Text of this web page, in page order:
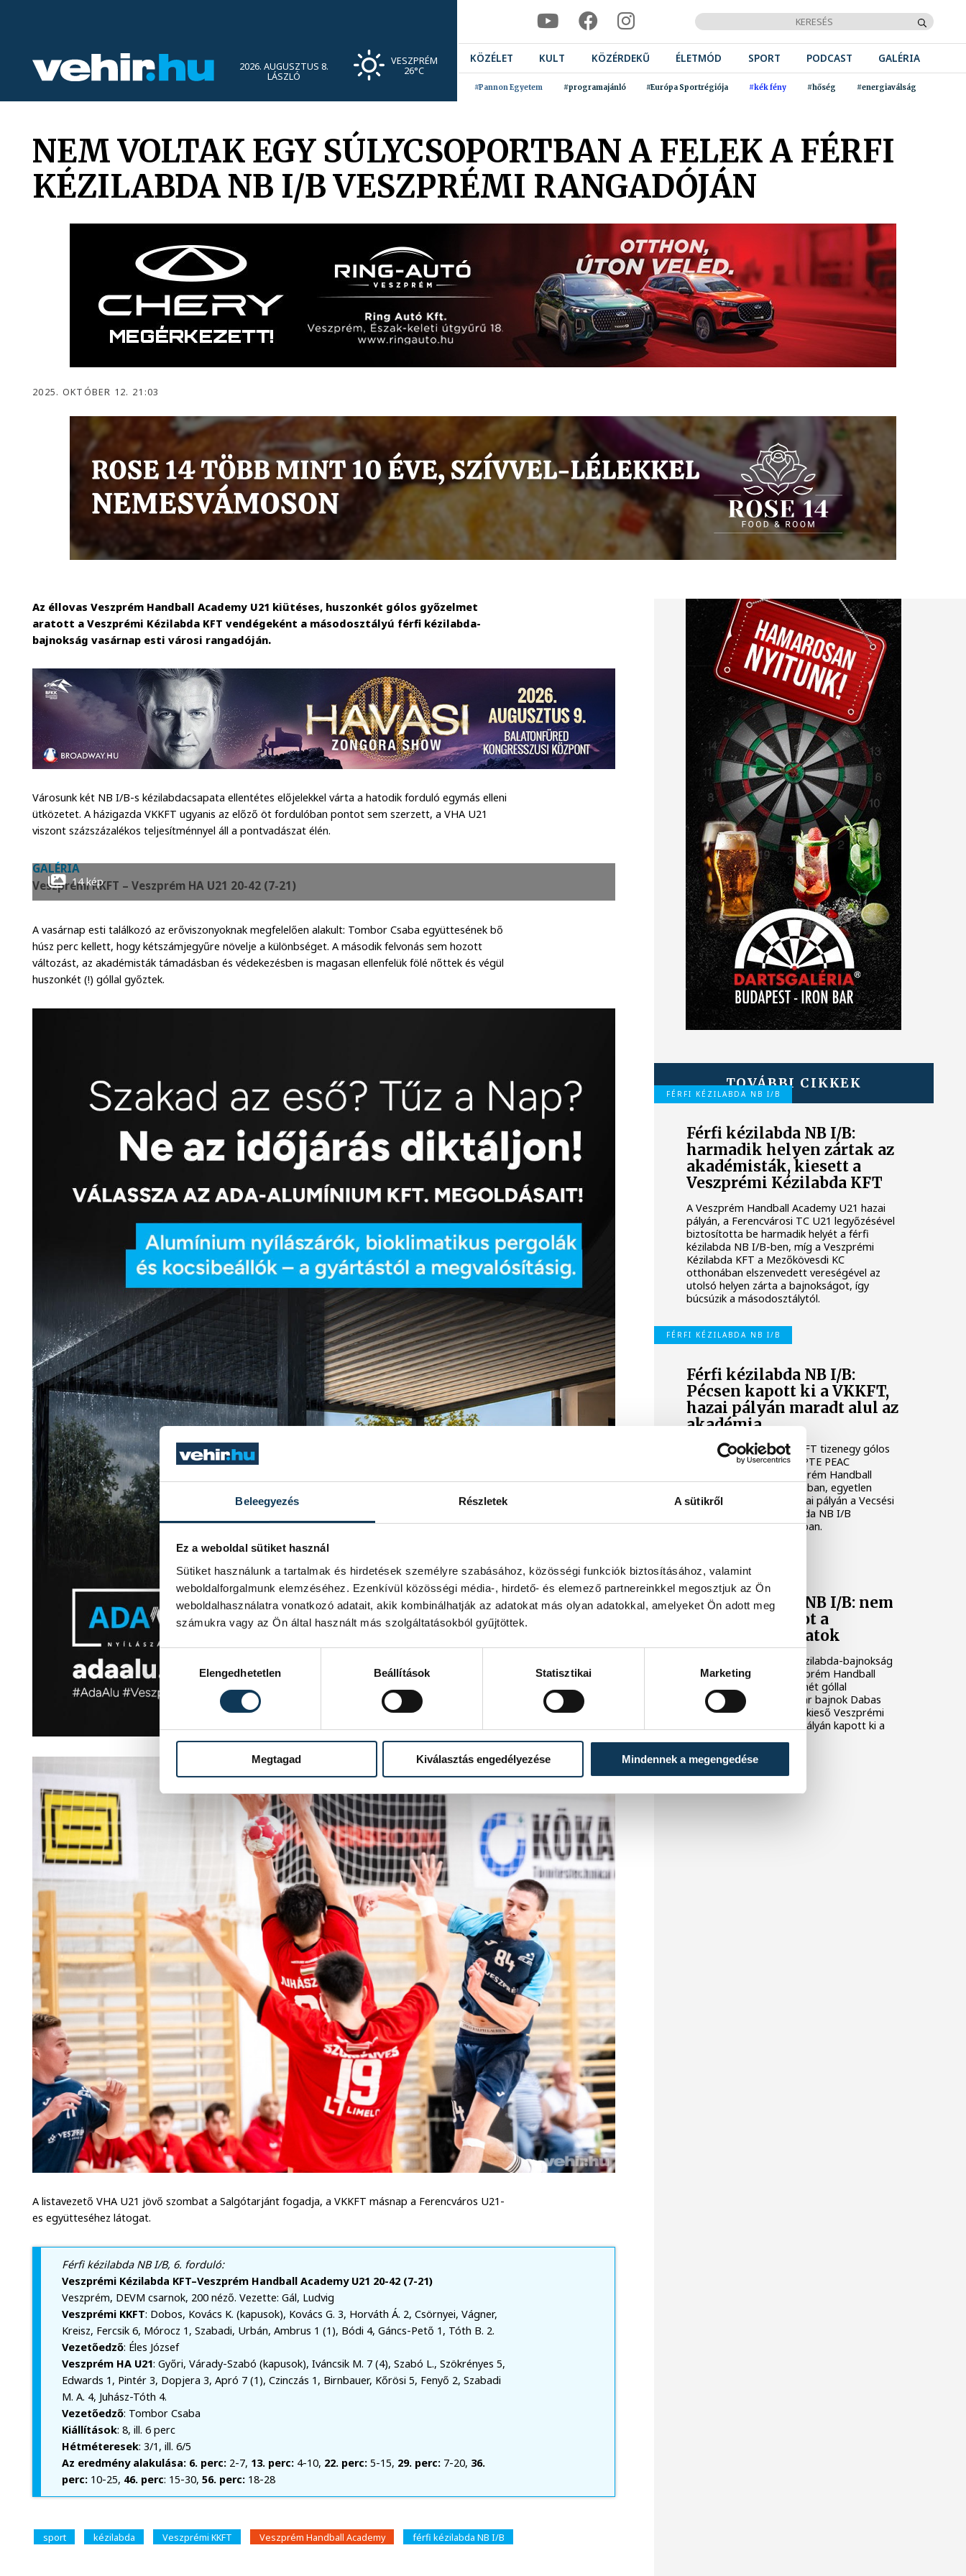
Beleegyezés Részletek A sütikről
Ez a weboldal sütiket használ
Sütiket használunk a tartalmak és hirdetések személyre szabásához, közösségi funkciók biztosításához, valamint
weboldalforgalmunk elemzéséhez. Ezenkívül közösségi média-, hirdető- és elemező partnereinkkel megosztjuk az Ön
weboldalhasználatra vonatkozó adatait, akik kombinálhatják az adatokat más olyan adatokkal, amelyeket Ön adott meg
számukra vagy az Ön által használt más szolgáltatásokból gyűjtöttek.
Elengedhetetlen
Beállítások Statisztikai Marketing
Megtagad Kiválasztás engedélyezése Mindennek a megengedése
2026. AUGUSZTUS 8.
LÁSZLÓ
VESZPRÉM
26°C
KÖZÉLET KULT KÖZÉRDEKŰ ÉLETMÓD SPORT PODCAST GALÉRIA
#Pannon Egyetem #programajánló #Európa Sportrégiója #kék fény #hőség #energiaválság
NEM VOLTAK EGY SÚLYCSOPORTBAN A FELEK A FÉRFI
KÉZILABDA NB I/B VESZPRÉMI RANGADÓJÁN
2025. OKTÓBER 12. 21:03
Az éllovas Veszprém Handball Academy U21 kiütéses, huszonkét gólos győzelmet
aratott a Veszprémi Kézilabda KFT vendégeként a másodosztályú férfi kézilabda-
bajnokság vasárnap esti városi rangadóján.
Városunk két NB I/B-s kézilabdacsapata ellentétes előjelekkel várta a hatodik forduló egymás elleni
ütközetet. A házigazda VKKFT ugyanis az előző öt fordulóban pontot sem szerzett, a VHA U21
viszont százszázalékos teljesítménnyel áll a pontvadászat élén.
GALÉRIA
Veszprémi KKFT – Veszprém HA U21 20-42 (7-21)
14 kép
A vasárnap esti találkozó az erőviszonyoknak megfelelően alakult: Tombor Csaba együttesének bő
húsz perc kellett, hogy kétszámjegyűre növelje a különbséget. A második felvonás sem hozott
változást, az akadémisták támadásban és védekezésben is magasan ellenfelük fölé nőttek és végül
huszonkét (!) góllal győztek.
A listavezető VHA U21 jövő szombat a Salgótarjánt fogadja, a VKKFT másnap a Ferencváros U21-
es együtteséhez látogat.
Férfi kézilabda NB I/B, 6. forduló:
Veszprémi Kézilabda KFT–Veszprém Handball Academy U21 20-42 (7-21)
Veszprém, DEVM csarnok, 200 néző. Vezette: Gál, Ludvig
Veszprémi KKFT: Dobos, Kovács K. (kapusok), Kovács G. 3, Horváth Á. 2, Csörnyei, Vágner,
Kreisz, Fercsik 6, Mórocz 1, Szabadi, Urbán, Ambrus 1 (1), Bódi 4, Gáncs-Pető 1, Tóth B. 2.
Vezetőedző: Éles József
Veszprém HA U21: Győri, Várady-Szabó (kapusok), Iváncsik M. 7 (4), Szabó L., Szökrényes 5,
Edwards 1, Pintér 3, Dopjera 3, Apró 7 (1), Czinczás 1, Birnbauer, Kőrösi 5, Fenyő 2, Szabadi
M. A. 4, Juhász-Tóth 4.
Vezetőedző: Tombor Csaba
Kiállítások: 8, ill. 6 perc
Hétméteresek: 3/1, ill. 6/5
Az eredmény alakulása: 6. perc:2-7, 13. perc: 4-10, 22. perc:5-15, 29. perc:7-20, 36.
perc: 10-25, 46. perc: 15-30, 56. perc:18-28
sport kézilabda Veszprémi KKFT Veszprém Handball Academy férfi kézilabda NB I/B
TOVÁBBI CIKKEK
FÉRFI KÉZILABDA NB I/B
Férfi kézilabda NB I/B:
harmadik helyen zártak az
akadémisták, kiesett a
Veszprémi Kézilabda KFT
A Veszprém Handball Academy U21 hazai
pályán, a Ferencvárosi TC U21 legyőzésével
biztosította be harmadik helyét a férfi
kézilabda NB I/B-ben, míg a Veszprémi
Kézilabda KFT a Mezőkövesdi KC
otthonában elszenvedett vereségével az
utolsó helyen zárta a bajnokságot, így
búcsúzik a másodosztálytól.
FÉRFI KÉZILABDA NB I/B
Férfi kézilabda NB I/B:
Pécsen kapott ki a VKKFT,
hazai pályán maradt alul az
akadémia
A Veszprémi Kézilabda KFT tizenegy gólos
vereséget szenvedett a PTE PEAC
otthonában, míg a Veszprém Handball
Academy U21 nagy csatában, egyetlen
találattal maradt alul hazai pályán a Vecsési
KKFT ellen a férfi kézilabda NB I/B
huszonhetedik fordulójában.
Férfi kézilabda NB I/B: nem
szereztek pontot a
veszprémi csapatok
A másodosztályú férfi kézilabda-bajnokság
második helyén álló Veszprém Handball
Academy U21 pénteken hét góllal
alulmaradt az éllovas, már bajnok Dabas
vendégeként. A biztosan kieső Veszprémi
KKFT szombaton hazai pályán kapott ki a